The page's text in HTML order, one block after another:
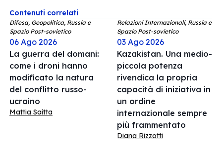
Contenuti correlati
Difesa, Geopolitica, Russia e
Spazio Post-sovietico
06 Ago 2026
La guerra del domani:
come i droni hanno
modificato la natura
del conflitto russo-
ucraino
Mattia Saitta
Relazioni Internazionali, Russia e
Spazio Post-sovietico
03 Ago 2026
Kazakistan. Una medio-
piccola potenza
rivendica la propria
capacità di iniziativa in
un ordine
internazionale sempre
più frammentato
Diana Rizzotti